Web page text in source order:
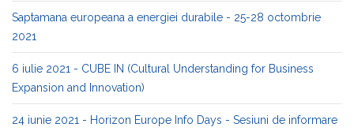
Saptamana europeana a energiei durabile - 25-28 octombrie
2021
6 iulie 2021 - CUBE IN (Cultural Understanding for Business
Expansion and Innovation)
24 iunie 2021 - Horizon Europe Info Days - Sesiuni de informare